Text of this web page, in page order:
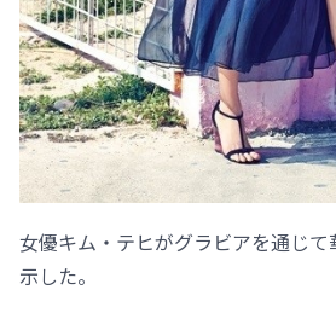
女優キム・テヒがグラビアを通じ
示した。